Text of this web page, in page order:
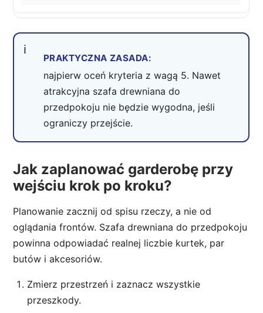
PRAKTYCZNA ZASADA:
najpierw oceń kryteria z wagą 5. Nawet
atrakcyjna szafa drewniana do
przedpokoju nie będzie wygodna, jeśli
ograniczy przejście.
Jak zaplanować garderobę przy
wejściu krok po kroku?
Planowanie zacznij od spisu rzeczy, a nie od
oglądania frontów. Szafa drewniana do przedpokoju
powinna odpowiadać realnej liczbie kurtek, par
butów i akcesoriów.
Zmierz przestrzeń i zaznacz wszystkie
przeszkody.